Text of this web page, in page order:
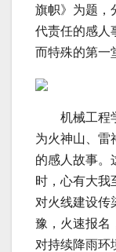
旗帜》为题，
代责任的感人
而特殊的第一
机械工程学
为火神山、雷
的感人故事。
时，心有大我
对火线建设传
豫，火速报名
对持续降雨环